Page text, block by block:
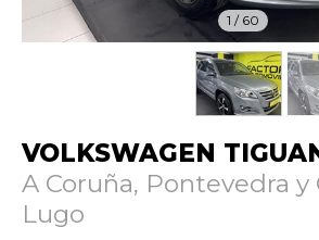
1 / 60
VOLKSWAGEN
A Coruña, Pontevedra y
Lugo